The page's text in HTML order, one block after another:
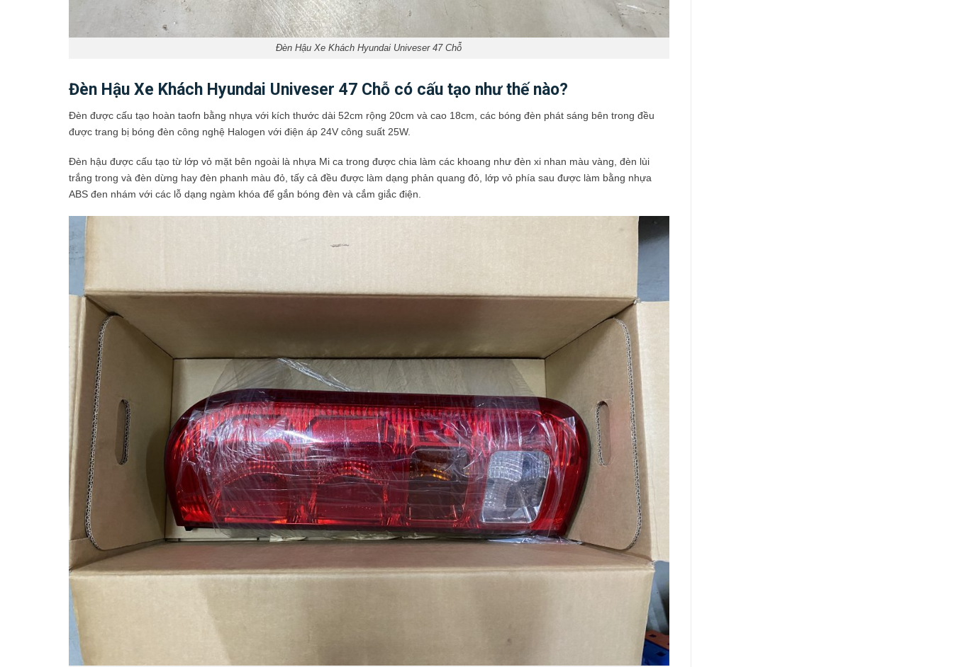
Đèn Hậu Xe Khách Hyundai Univeser 47 Chỗ
Đèn Hậu Xe Khách Hyundai Univeser 47 Chỗ có cấu tạo như thế nào?
Đèn được cấu tạo hoàn taofn bằng nhựa với kích thước dài 52cm rộng 20cm và cao 18cm, các bóng đèn phát sáng bên trong đều
được trang bị bóng đèn công nghệ Halogen với điện áp 24V công suất 25W.
Đèn hậu được cấu tạo từ lớp vỏ mặt bên ngoài là nhựa Mi ca trong được chia làm các khoang như đèn xi nhan màu vàng, đèn lùi
trắng trong và đèn dừng hay đèn phanh màu đỏ, tấy cả đều được làm dạng phản quang đỏ, lớp vỏ phía sau được làm bằng nhựa
ABS đen nhám với các lỗ dạng ngàm khóa để gắn bóng đèn và cắm giắc điện.